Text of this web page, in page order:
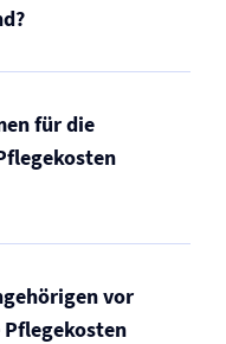
für die
vor